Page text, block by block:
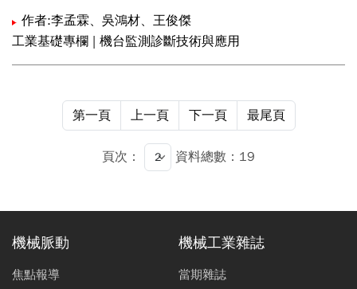
Learning）演算法、機械故障鑑別等跨領域技術的整合，
因此大幅提高了業界瞭解技術、掌握技術、導入技術的困
難度。有鑑於此，本文將從預測維護技術的實施方法出
所開發之預兆診斷系統（Prognosis Monitoring System,
PMS）為例來說明技術現況，並針對其系統功能及相關技
術做介紹。最後，則將盤點目前技術缺口及未來發展走
向，期使讀者對預測維護技術能有基本的瞭解。
作者:李孟霖、吳鴻材、王俊傑
工業基礎專欄 | 機台監測診斷技術與應用
第一頁 上一頁 下一頁 最尾頁
頁次： 資料總數：19
機械脈動
焦點報導
機械工業雜誌
當期雜誌